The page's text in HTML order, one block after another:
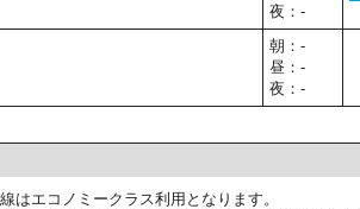
夜：-
朝：-
昼：-
夜：-
はエコノミークラス利用となります。